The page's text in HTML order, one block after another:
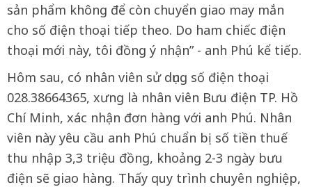
sản phẩm không để còn chuyển giao may mắn
cho số điện thoại tiếp theo. Do ham chiếc điện
thoại mới này, tôi đồng ý nhận” - anh Phú kể tiếp.
Hôm sau, có nhân viên sử dụng số điện thoại
028.38664365, xưng là nhân viên Bưu điện TP. Hồ
Chí Minh, xác nhận đơn hàng với anh Phú. Nhân
viên này yêu cầu anh Phú chuẩn bị số tiền thuế
thu nhập 3,3 triệu đồng, khoảng 2-3 ngày bưu
điện sẽ giao hàng. Thấy quy trình chuyên nghiệp,